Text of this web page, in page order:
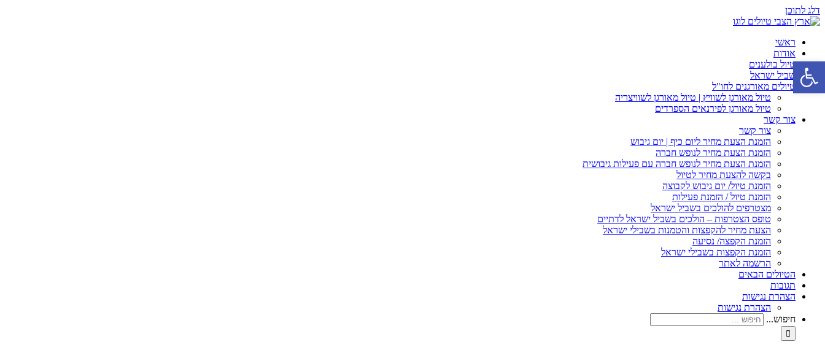
דלג לתוכן
ראשי
אודות
טיול בולענים
שביל ישראל
טיולים מאורגנים לחו"ל
טיול מאורגן לשוויץ | טיול מאורגן לשוויצריה
טיול מאורגן לפירנאים הספרדים
צור קשר
צור קשר
הזמנת הצעת מחיר ליום כיף | יום גיבוש
הזמנת הצעת מחיר לנופש חברה
הזמנת הצעת מחיר לנופש חברה עם פעילות גיבושית
בקשה להצעת מחיר לטיול
הזמנת טיול/ יום גיבוש לקבוצה
הזמנת טיול / הזמנת פעילות
מצטרפים להולכים בשביל ישראל
טופס הצטרפות – הולכים בשביל ישראל לדתיים
הצעת מחיר להקפצות והטמנות בשבילי ישראל
הזמנת הקפצה/ נסיעה
הזמנת הקפצות בשבילי ישראל
הרשמה לאתר
הטיולים הבאים
תגובות
הצהרת נגישות
הצהרת נגישות
חיפוש...
פתח סרגל נגישות